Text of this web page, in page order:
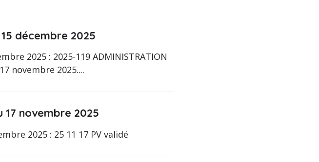
décembre 2025
2025 : 2025-119 ADMINISTRATION
novembre 2025....
novembre 2025
2025 : 25 11 17 PV validé